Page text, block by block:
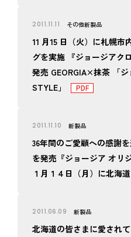
2011.11.11 その他新製品
11 月15 日（火）に札幌市
グを実施 『ジョージアク
発売 GEORGIA×抹茶 「
STYLE」
2011.11.10 新製品
36年間のご愛顧への感謝
を発売『ジョージア オリ
１月１４日（月）に北海
2011.06.09 新製品
北海道の皆さまに愛され